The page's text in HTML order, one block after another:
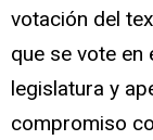
votación del
que se vote en
legislatura y
compromiso